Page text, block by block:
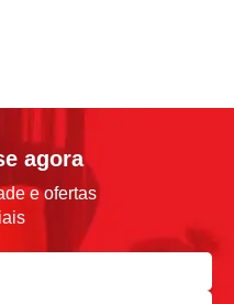
agora
e ofertas